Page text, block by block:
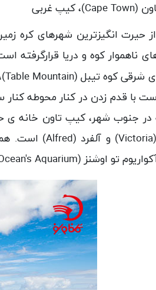
(
Cape Town)، کیپ غربی
حیرت انگیزترین شهرهای کره
ناهموار کوه و دریا قرارگرفته
شرقی کوه تیبل (Table Mountain
با قدم زدن در کنار محوطه کنار
در جنوب شهر، کیپ تاون
Victoria) و آلفرد (Alfred) است.
تو اوشنز (Aquarium